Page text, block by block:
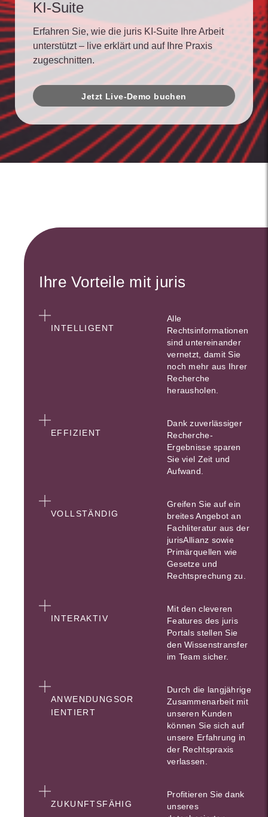
KI-Suite
Erfahren Sie, wie die juris KI-Suite Ihre Arbeit
unterstützt – live erklärt und auf Ihre Praxis
zugeschnitten.
Jetzt Live-Demo buchen
Ihre Vorteile mit juris
INTELLIGENT
Alle
Rechtsinformationen
sind untereinander
vernetzt, damit Sie
noch mehr aus Ihrer
Recherche
herausholen.
EFFIZIENT
Dank zuverlässiger
Recherche-
Ergebnisse sparen
Sie viel Zeit und
Aufwand.
VOLLSTÄNDIG
Greifen Sie auf ein
breites Angebot an
Fachliteratur aus der
jurisAllianz sowie
Primärquellen wie
Gesetze und
Rechtsprechung zu.
INTERAKTIV
Mit den cleveren
Features des juris
Portals stellen Sie
den Wissenstransfer
im Team sicher.
ANWENDUNGSOR
IENTIERT
Durch die langjährige
Zusammenarbeit mit
unseren Kunden
können Sie sich auf
unsere Erfahrung in
der Rechtspraxis
verlassen.
ZUKUNFTSFÄHIG
Profitieren Sie dank
unseres